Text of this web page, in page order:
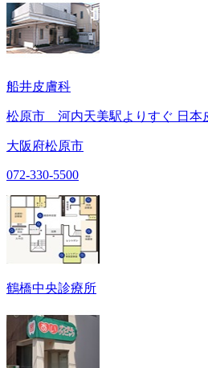
船井皮膚科
松原市 河内天美駅よりすぐ 日本
大阪府松原市
072-330-5500
鶴橋中央診療所